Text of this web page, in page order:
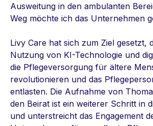
Ausweitung in den ambulanten
Weg möchte ich das Unternehmen
Livy Care hat sich zum Ziel gesetzt,
Nutzung von KI-Technologie und
die Pflegeversorgung für ältere
revolutionieren und das
entlasten. Die Aufnahme von
den Beirat ist ein weiterer Schritt in
und unterstreicht das Engagement